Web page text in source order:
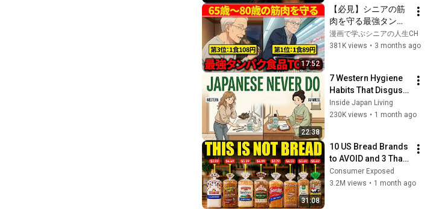
17:52
【必見】シニアの筋
肉を守る最強タンパ
ク食品TOP10
漫画で学ぶシニアの人生CH
381K views • 3 months ago
22:38
7 Western Hygiene
Habits That Disgust
Japanese People —
Stop Doing These
Inside Japan Living
230K views • 1 month ago
31:08
10 US Bread Brands
to AVOID and 3 That
Are Actually Safe
Consumer Exposed
3.2M views • 1 month ago